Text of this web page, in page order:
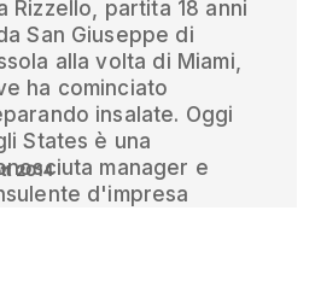
Rizzello, partita 18 anni
San Giuseppe di
alla volta di Miami,
ha cominciato
insalate. Oggi
States è una
manager e
d'impresa
2014